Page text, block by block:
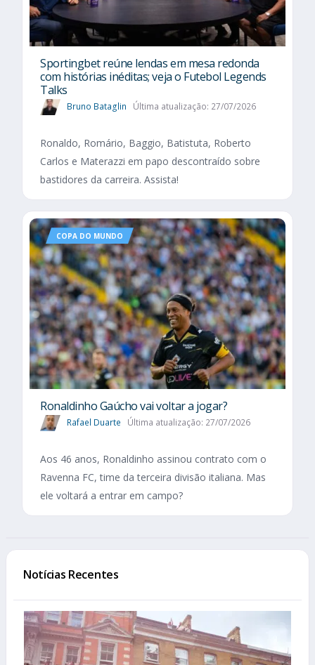
Sportingbet reúne lendas em mesa redonda
com histórias inéditas; veja o Futebol Legends
Talks
Bruno Bataglin Última atualização: 27/07/2026
Ronaldo, Romário, Baggio, Batistuta, Roberto
Carlos e Materazzi em papo descontraído sobre
bastidores da carreira. Assista!
COPA DO MUNDO
Ronaldinho Gaúcho vai voltar a jogar?
Rafael Duarte Última atualização: 27/07/2026
Aos 46 anos, Ronaldinho assinou contrato com o
Ravenna FC, time da terceira divisão italiana. Mas
ele voltará a entrar em campo?
Notícias Recentes